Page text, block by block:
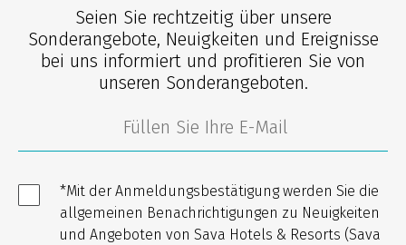
Seien Sie rechtzeitig über unsere
Sonderangebote, Neuigkeiten und Ereignisse
bei uns informiert und profitieren Sie von
unseren Sonderangeboten.
*Mit der Anmeldungsbestätigung werden Sie die
allgemeinen Benachrichtigungen zu Neuigkeiten
und Angeboten von Sava Hotels & Resorts (Sava